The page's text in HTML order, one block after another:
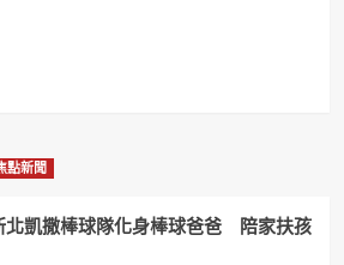
點新聞
北凱撒棒球隊化身棒球爸爸 陪家扶孩